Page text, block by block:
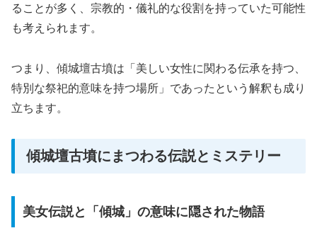
ることが多く、宗教的・儀礼的な役割を持っていた可能性
も考えられます。
つまり、傾城壇古墳は「美しい女性に関わる伝承を持つ、
特別な祭祀的意味を持つ場所」であったという解釈も成り
立ちます。
傾城壇古墳にまつわる伝説とミステリー
美女伝説と「傾城」の意味に隠された物語